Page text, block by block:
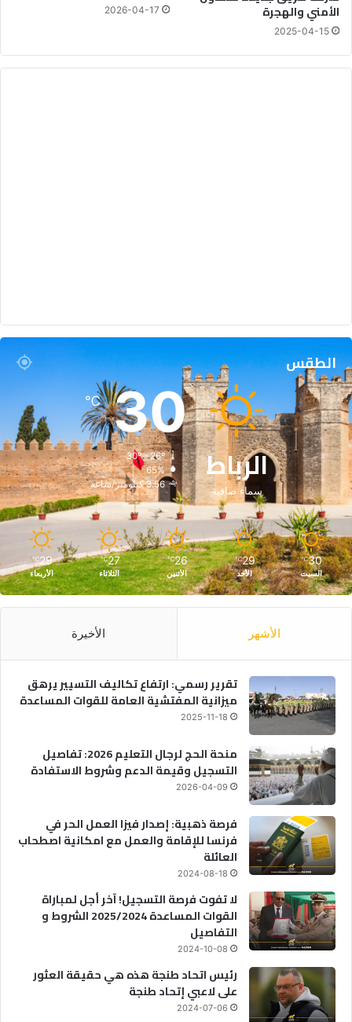
الأمني والهجرة
2025-04-15
2026-04-17
الطقس
الرباط
سماء صافية
30
℃
30º - 26º
65%
3.56 كيلومتر/ساعة
30
℃
السبت
29
℃
الأحد
26
℃
الأثنين
27
℃
الثلاثاء
29
℃
الأربعاء
الأشهر الأخيرة
تقرير رسمي: ارتفاع تكاليف التسيير يرهق
ميزانية المفتشية العامة للقوات المساعدة
2025-11-18
منحة الحج لرجال التعليم 2026: تفاصيل
التسجيل وقيمة الدعم وشروط الاستفادة
2026-04-09
فرصة ذهبية: إصدار فيزا العمل الحر في
فرنسا للإقامة والعمل مع امكانية اصطحاب
العائلة
2024-08-18
لا تفوت فرصة التسجيل! آخر أجل لمباراة
القوات المساعدة 2025/2024 الشروط و
التفاصيل
2024-10-08
رئيس اتحاد طنجة هذه هي حقيقة العثور
على لاعبي إتحاد طنجة
2024-07-06